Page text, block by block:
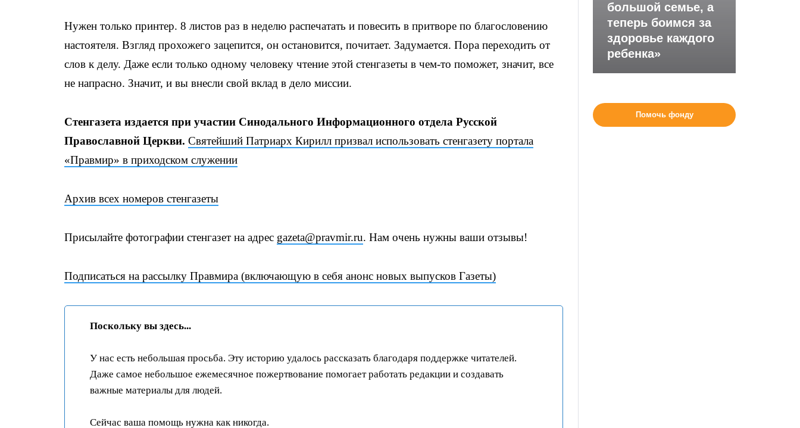
Нужен только принтер. 8 листов раз в неделю распечатать и повесить в притворе по благословению
настоятеля. Взгляд прохожего зацепится, он остановится, почитает. Задумается. Пора переходить от
слов к делу. Даже если только одному человеку чтение этой стенгазеты в чем-то поможет, значит, все
не напрасно. Значит, и вы внесли свой вклад в дело миссии.
Стенгазета издается при участии Синодального Информационного отдела Русской
Православной Церкви. Святейший Патриарх Кирилл призвал использовать стенгазету портала
«Правмир» в приходском служении
Архив всех номеров стенгазеты
Присылайте фотографии стенгазет на адрес gazeta@pravmir.ru. Нам очень нужны ваши отзывы!
Подписаться на рассылку Правмира (включающую в себя анонс новых выпусков Газеты)
Поскольку вы здесь...
У нас есть небольшая просьба. Эту историю удалось рассказать благодаря поддержке читателей.
Даже самое небольшое ежемесячное пожертвование помогает работать редакции и создавать
важные материалы для людей.
Сейчас ваша помощь нужна как никогда.
большой семье, а
теперь боимся за
здоровье каждого
ребенка»
Помочь фонду